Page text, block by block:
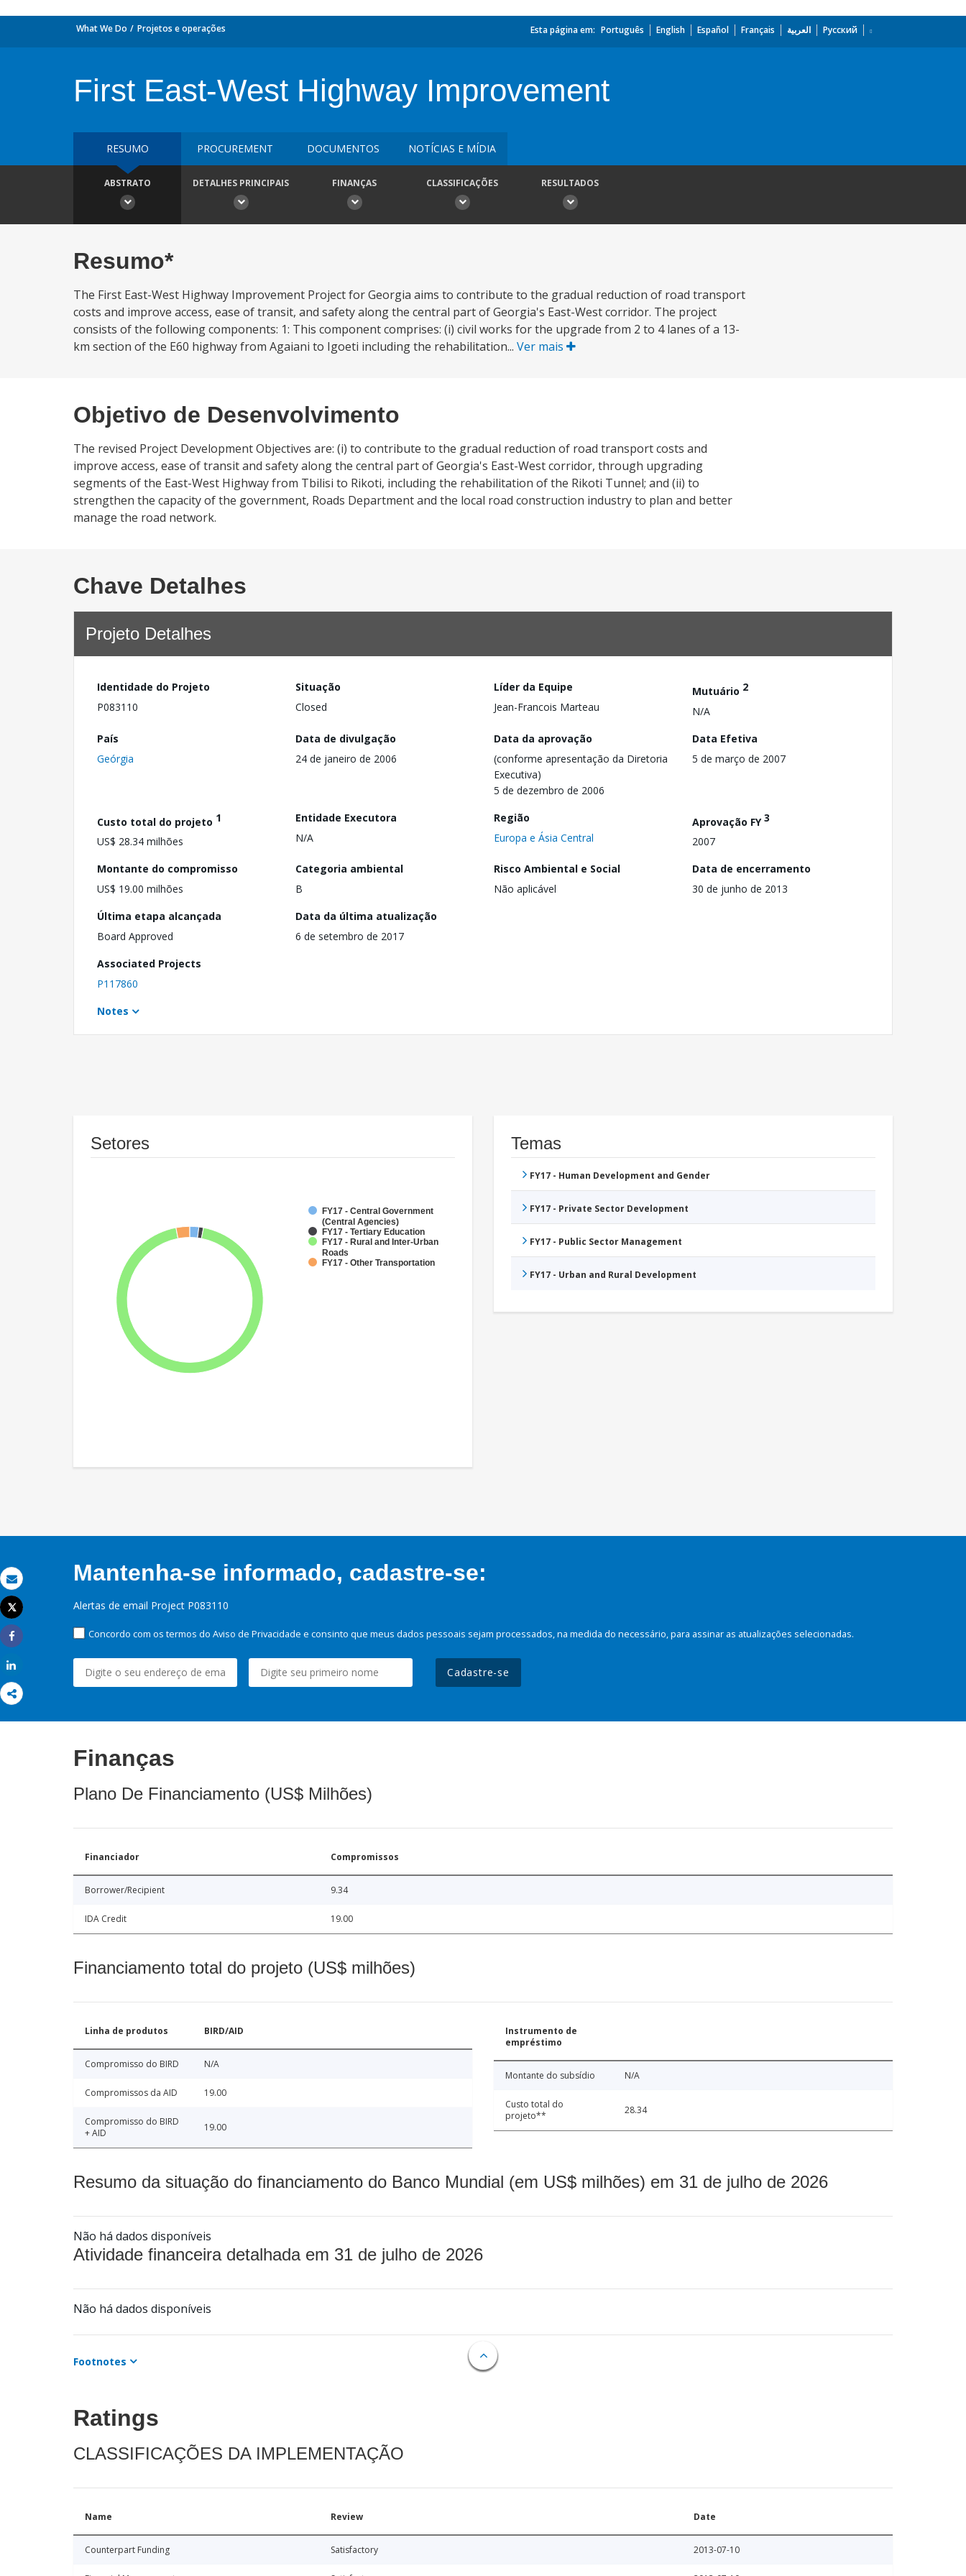
Email
Imprimir
Tweet
Share
What We Do Projetos e operações Esta página em: Português English Español Français العربية Русский
First East-West Highway Improvement
RESUMO PROCUREMENT DOCUMENTOS NOTÍCIAS E MÍDIA
ABSTRATO DETALHES PRINCIPAIS FINANÇAS CLASSIFICAÇÕES RESULTADOS
Resumo*
The First East-West Highway Improvement Project for Georgia aims to contribute to the gradual reduction of road transport
costs and improve access, ease of transit, and safety along the central part of Georgia's East-West corridor. The project
consists of the following components: 1: This component comprises: (i) civil works for the upgrade from 2 to 4 lanes of a 13-
km section of the E60 highway from Agaiani to Igoeti including the rehabilitation... Ver mais
Objetivo de Desenvolvimento
The revised Project Development Objectives are: (i) to contribute to the gradual reduction of road transport costs and
improve access, ease of transit and safety along the central part of Georgia's East-West corridor, through upgrading
segments of the East-West Highway from Tbilisi to Rikoti, including the rehabilitation of the Rikoti Tunnel; and (ii) to
strengthen the capacity of the government, Roads Department and the local road construction industry to plan and better
manage the road network.
Chave Detalhes
Projeto Detalhes
Identidade do Projeto
P083110
Situação
Closed
Líder da Equipe
Jean-Francois Marteau
Mutuário 2
N/A
País
Geórgia
Data de divulgação
24 de janeiro de 2006
Data da aprovação
(conforme apresentação da Diretoria
Executiva)
5 de dezembro de 2006
Data Efetiva
5 de março de 2007
Custo total do projeto 1
US$ 28.34 milhões
Entidade Executora
N/A
Região
Europa e Ásia Central
Aprovação FY3
2007
Montante do compromisso
US$ 19.00 milhões
Categoria ambiental
B
Risco Ambiental e Social
Não aplicável
Data de encerramento
30 de junho de 2013
Última etapa alcançada
Board Approved
Data da última atualização
6 de setembro de 2017
Associated Projects
P117860
Notes
Setores
FY17 - Central Government
(Central Agencies)
FY17 - Tertiary Education
FY17 - Rural and Inter-Urban
Roads
FY17 - Other Transportation
Temas
FY17 - Human Development and Gender
FY17 - Private Sector Development
FY17 - Public Sector Management
FY17 - Urban and Rural Development
Mantenha-se informado, cadastre-se:
Alertas de email Project P083110
Concordo com os termos do Aviso de Privacidade e consinto que meus dados pessoais sejam processados, na medida do necessário, para assinar as atualizações selecionadas.
Cadastre-se
Finanças
Plano De Financiamento (US$ Milhões)
Financiador Compromissos
Borrower/Recipient 9.34
IDA Credit 19.00
Financiamento total do projeto (US$ milhões)
Linha de produtos BIRD/AID
Compromisso do BIRD N/A
Compromissos da AID 19.00
Compromisso do BIRD
+ AID
19.00
Instrumento de
empréstimo
Montante do subsídio N/A
Custo total do
projeto**
28.34
Resumo da situação do financiamento do Banco Mundial (em US$ milhões) em 31 de julho de 2026
Não há dados disponíveis
Atividade financeira detalhada em 31 de julho de 2026
Não há dados disponíveis
Footnotes
Ratings
CLASSIFICAÇÕES DA IMPLEMENTAÇÃO
Name Review Date
Counterpart Funding Satisfactory 2013-07-10